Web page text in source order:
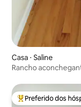
Casa ⋅ Saline
Rancho
Entre os melhores
Preferido dos